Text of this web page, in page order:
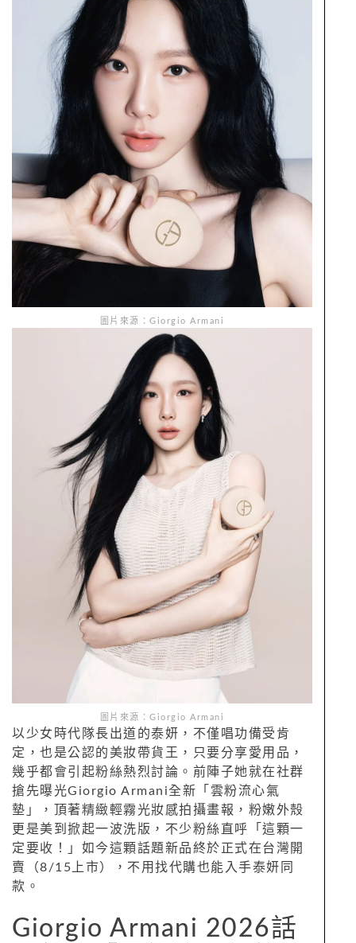
圖片來源：Giorgio Armani
圖片來源：Giorgio Armani
以少女時代隊長出道的泰妍，不僅唱功備受肯
定，也是公認的美妝帶貨王，只要分享愛用品，
幾乎都會引起粉絲熱烈討論。前陣子她就在社群
搶先曝光Giorgio Armani全新「雲粉流心氣
墊」，頂著精緻輕霧光妝感拍攝畫報，粉嫩外殼
更是美到掀起一波洗版，不少粉絲直呼「這顆一
定要收！」如今這顆話題新品終於正式在台灣開
賣（8/15上市），不用找代購也能入手泰妍同
款。
Giorgio Armani 2026話